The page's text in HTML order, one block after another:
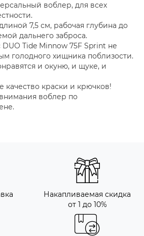
воблер, для всех
7,5 см, рабочая глубина до
дальнего заброса.
Tide Minnow 75F Sprint не
голодного хищника поблизости.
и окуню, и щуке, и
качество краски и крючков!
воблер по
Накапливаемая скидка
от 1 до 10%